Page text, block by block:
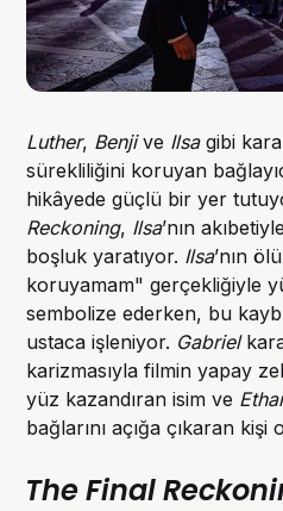
Luther, Benjive Ilsagibi
sürekliliğini koruyan
hikâyede güçlü bir yer
Reckoning, Ilsa’nın
boşluk yaratıyor. Ilsa’nın
koruyamam" gerçekliğiyle
sembolize ederken, bu
ustaca işleniyor. Gabriel
karizmasıyla filmin yapay
yüz kazandıran isim ve
bağlarını açığa çıkaran kişi
The Final